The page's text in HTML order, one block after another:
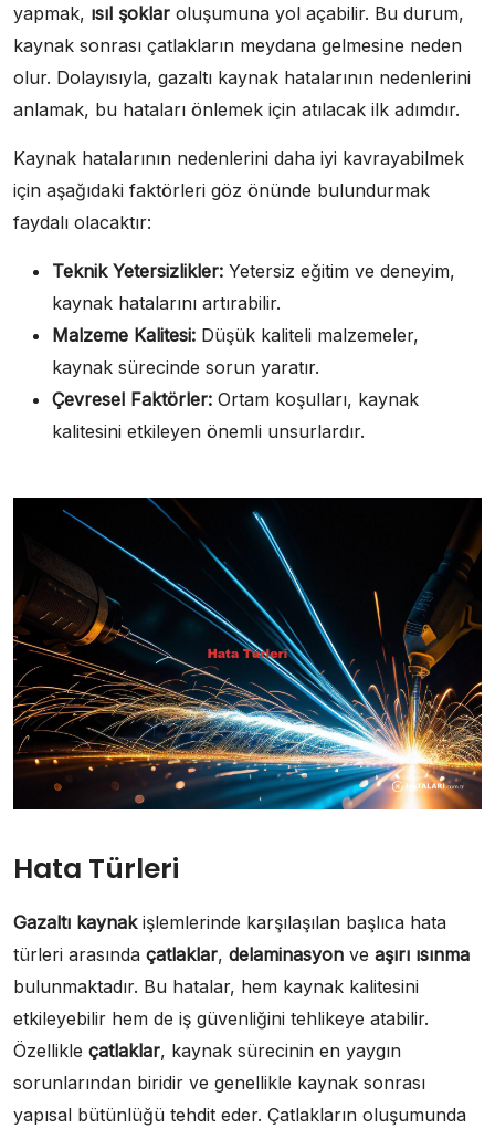
yapmak, ısıl şoklar oluşumuna yol açabilir. Bu durum,
kaynak sonrası çatlakların meydana gelmesine neden
olur. Dolayısıyla, gazaltı kaynak hatalarının nedenlerini
anlamak, bu hataları önlemek için atılacak ilk adımdır.
Kaynak hatalarının nedenlerini daha iyi kavrayabilmek
için aşağıdaki faktörleri göz önünde bulundurmak
faydalı olacaktır:
Teknik Yetersizlikler: Yetersiz eğitim ve deneyim,
kaynak hatalarını artırabilir.
Malzeme Kalitesi: Düşük kaliteli malzemeler,
kaynak sürecinde sorun yaratır.
Çevresel Faktörler: Ortam koşulları, kaynak
kalitesini etkileyen önemli unsurlardır.
Hata Türleri
Gazaltı kaynakişlemlerinde karşılaşılan başlıca hata
türleri arasında çatlaklar, delaminasyon ve aşırı ısınma
bulunmaktadır. Bu hatalar, hem kaynak kalitesini
etkileyebilir hem de iş güvenliğini tehlikeye atabilir.
Özellikle çatlaklar, kaynak sürecinin en yaygın
sorunlarından biridir ve genellikle kaynak sonrası
yapısal bütünlüğü tehdit eder. Çatlakların oluşumunda